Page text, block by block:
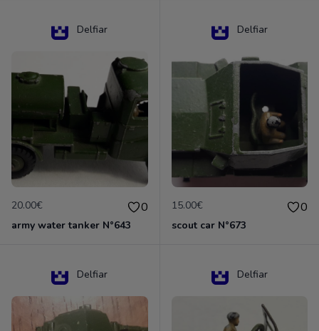
Delfiar
20.00€ 0
army water tanker N°643
Delfiar
15.00€ 0
scout car N°673
Delfiar Delfiar